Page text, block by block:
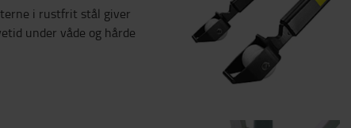
i rustfrit stål giver
under våde og hårde